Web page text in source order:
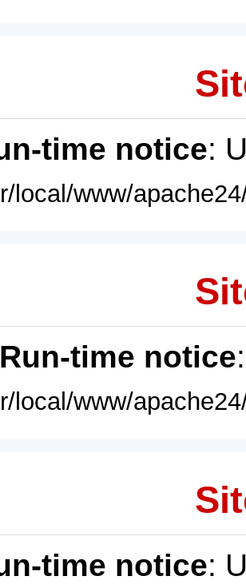
time notice:
local/www/
Run-time notice
local/www/
time notice: